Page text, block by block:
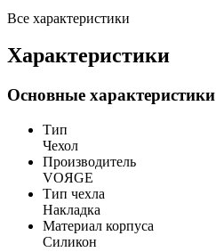
Все характеристики
Характеристики
Основные характеристики
Тип
Чехол
Производитель
VOЯGE
Тип чехла
Накладка
Материал корпуса
Силикон